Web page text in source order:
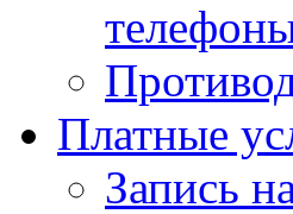
Платные
Запись